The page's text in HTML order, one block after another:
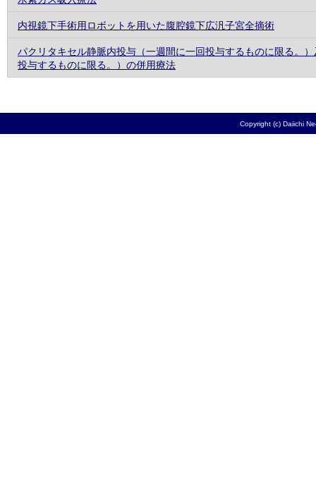
内視鏡下手術用ロボットを用いた腹腔鏡下広汎子宮全摘術
パクリタキセル静脈内投与（一週間に一回投与するものに限る。
投与するものに限る。）の併用療法
Copyright (c) Daiichi